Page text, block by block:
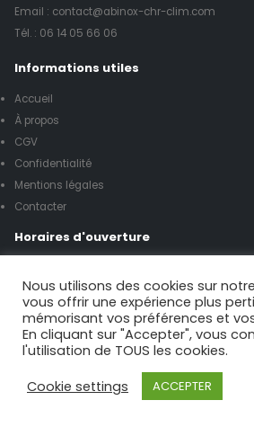
Email : contact@abinox-chr-clim.com
Tél. : 06 14 05 66 06
Informations utiles
Accueil
À propos
CGV
Confidentialité
Mentions légales
Contacter
Horaires d'ouverture
Samedi de 9h00 à 12h00
Nous utilisons des cookies sur
vous offrir une expérience plus
mémorisant vos préférences et
En cliquant sur "Accepter", vous
l'utilisation de TOUS les cookies.
Cookie settings
ACCEPTER